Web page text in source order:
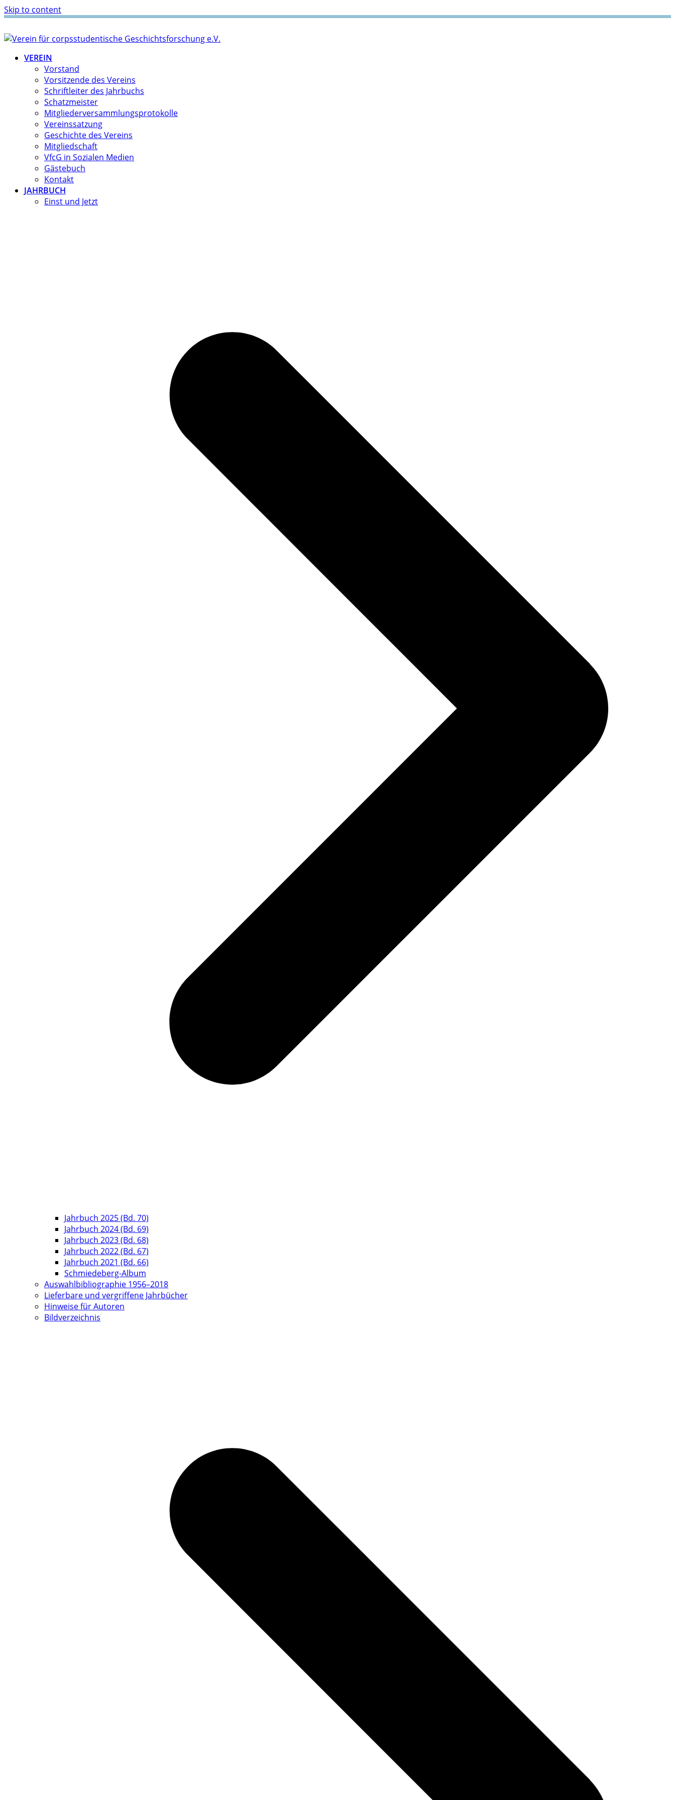
Skip to content
VEREIN
Vorstand
Vorsitzende des Vereins
Schriftleiter des Jahrbuchs
Schatzmeister
Mitgliederversammlungsprotokolle
Vereinssatzung
Geschichte des Vereins
Mitgliedschaft
VfcG in Sozialen Medien
Gästebuch
Kontakt
JAHRBUCH
Einst und Jetzt
Jahrbuch 2025 (Bd. 70)
Jahrbuch 2024 (Bd. 69)
Jahrbuch 2023 (Bd. 68)
Jahrbuch 2022 (Bd. 67)
Jahrbuch 2021 (Bd. 66)
Schmiedeberg-Album
Auswahlbibliographie 1956–2018
Lieferbare und vergriffene Jahrbücher
Hinweise für Autoren
Bildverzeichnis